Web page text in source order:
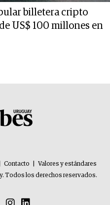
billetera cripto
US$ 100 millones en
Contacto
Valores y estándares
Todos los derechos reservados.